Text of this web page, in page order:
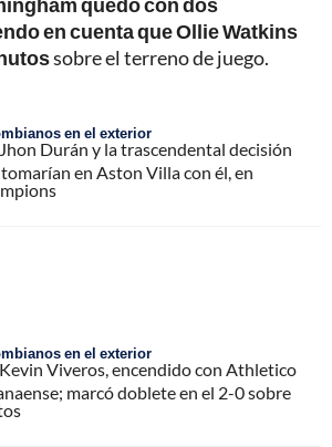
en cuenta que Ollie Watkins
sobre el terreno de juego.
en el exterior
Jhon Durán y la trascendental decisión
en Aston Villa con él, en
en el exterior
Kevin Viveros, encendido con Athletico
marcó doblete en el 2-0 sobre